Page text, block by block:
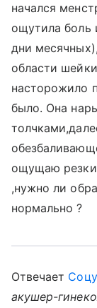
начался
ощутила боль
дни
области
насторожило
было. Она
ощущаю
,нужно ли
нормально ?
Отвечает
акушер-